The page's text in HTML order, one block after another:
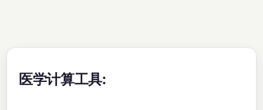
医学计算工具: